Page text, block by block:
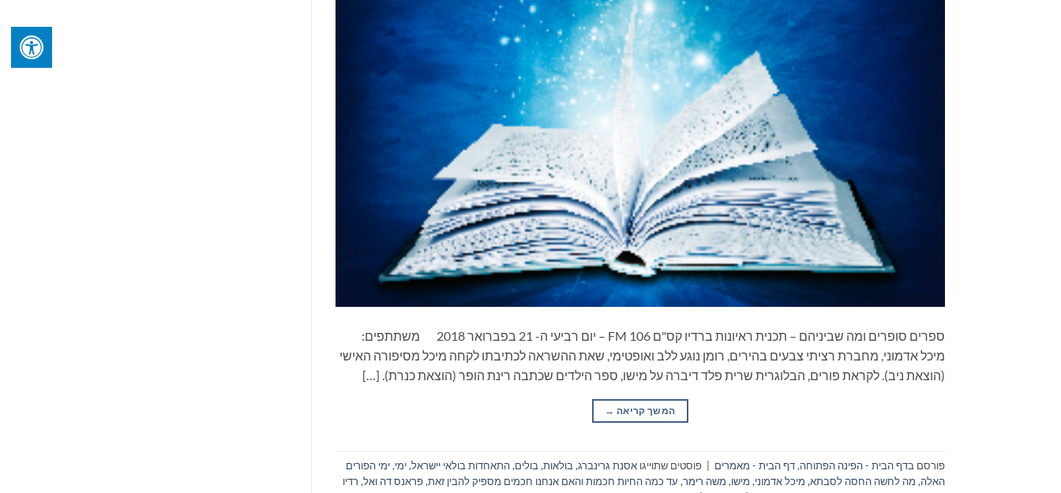
ספרים סופרים ומה שביניהם – תכנית ראיונות ברדיו קס"ם 106 FM – יום רביעי ה- 21 בפברואר 2018 משתתפים:
מיכל אדמוני, מחברת רציתי צבעים בהירים, רומן נוגע ללב ואופטימי, שאת ההשראה לכתיבתו לקחה מיכל מסיפורה האישי
(הוצאת ניב). לקראת פורים, הבלוגרית שרית פלד דיברה על מישו, ספר הילדים שכתבה רינת הופר (הוצאת כנרת). […]
המשך קריאה →
פורסם בדף הבית - הפינה הפתוחה,דף הבית - מאמרים פוסטים שתוייגו אסנת גרינברג, בולאות, בולים,התאחדות בולאי יישראל,ימי,ימי הפורים
האלה, מה לחשה החסה לסבתא, מיכל אדמוני, מישו, משה רימר, עד כמה החיות חכמות והאם אנחנו חכמים מספיק להבין זאת,פראנס דה ואל, רדיו